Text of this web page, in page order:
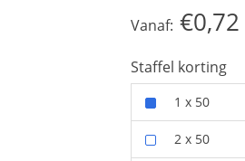
Vanaf: €0,72
Staffel korting
1 x 50
2 x 50